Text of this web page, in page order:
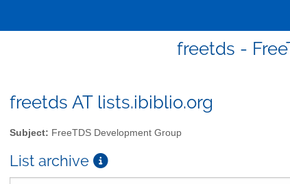
freetds -
freetds AT lists.ibiblio.org
Subject: FreeTDS Development Group
List archive